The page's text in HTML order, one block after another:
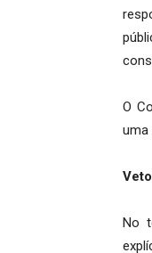
O
uma
No